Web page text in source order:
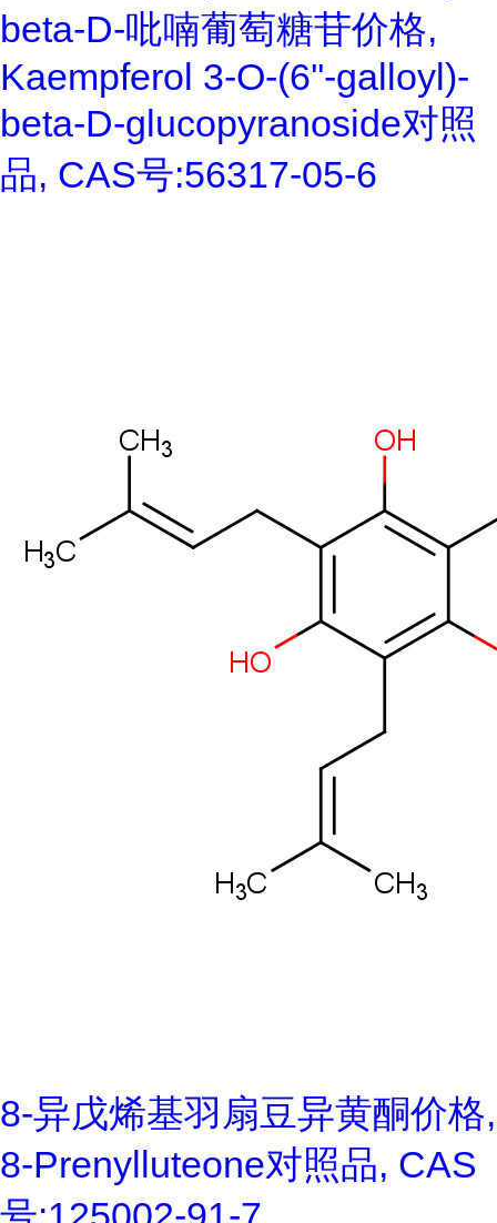
beta-D-吡喃葡萄糖苷价格,
Kaempferol 3-O-(6''-galloyl)-
beta-D-glucopyranoside对照
品, CAS号:56317-05-6
8-异戊烯基羽扇豆异黄酮价格,
8-Prenylluteone对照品, CAS